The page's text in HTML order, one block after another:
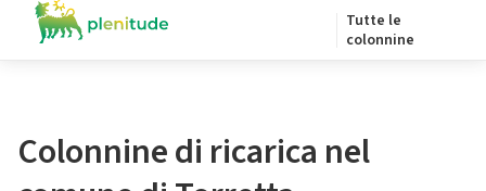
Tutte le
colonnine
Colonnine di ricarica nel